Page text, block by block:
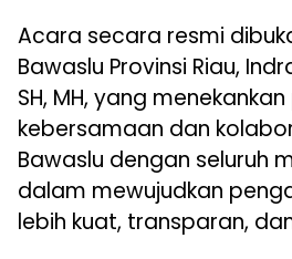
Acara secara resmi
Bawaslu Provinsi Riau,
SH, MH, yang
kebersamaan dan
Bawaslu dengan seluruh
dalam mewujudkan
lebih kuat, transparan,